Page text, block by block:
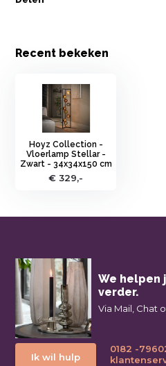
Recent bekeken
Hoyz Collection -
Vloerlamp Stellar -
Zwart - 34x34x150 cm
€ 329,-
We helpen
verder.
Via Mail, Chat
Ik wil hulp
0182 -